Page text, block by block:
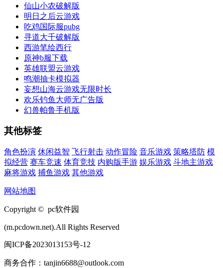
仙山小农破解版
明日之后云游戏
吃鸡国际服pubg
寻道大千破解版
西游笔绘西行
原神b服下载
英雄联盟云游戏
鸣潮抽卡模拟器
妄想山海云游戏无限时长
欢乐钓鱼大师无广告版
幻兽帕鲁手机版
其他标签
角色扮演 休闲益智 飞行射击 动作冒险 音乐游戏 策略塔防 模
拟经营 赛车竞速 体育竞技 内购版手游 娱乐游戏 斗地主游戏
麻将游戏 捕鱼游戏 其他游戏
网站地图
Copyright © pc软件园
(m.pcdown.net).All Rights Reserved
闽ICP备2023013153号-12
商务合作：tanjin6688@outlook.com